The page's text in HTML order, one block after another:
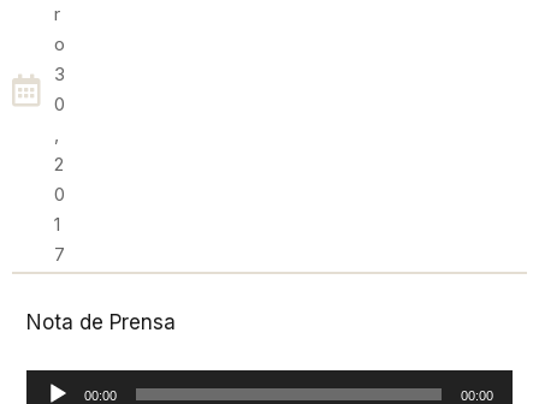
R
O
3
0
,
2
0
1
7
Nota de Prensa
Reproductor
00:00 00:00